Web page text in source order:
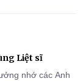
Liệt sĩ
nhớ các Anh